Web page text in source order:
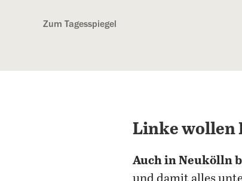
Zum Tagesspiegel
Linke wollen
Auch in Neukölln